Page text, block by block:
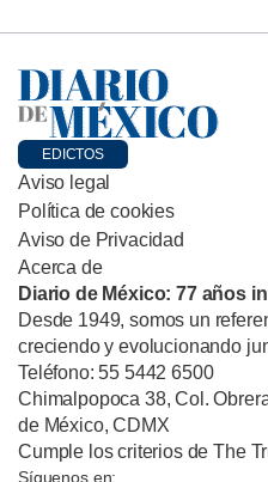
EDICTOS
Aviso legal
Política de cookies
Aviso de Privacidad
Acerca de
Diario de México: 77 años
Desde 1949, somos un
creciendo y evolucionando
Teléfono: 55 5442 6500
Chimalpopoca 38, Col.
de México, CDMX
Cumple los criterios de The
Síguenos en: